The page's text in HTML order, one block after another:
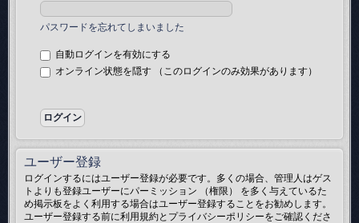
パスワードを忘れてしまいました
自動ログインを有効にする
オンライン状態を隠す （このログインのみ効果があります）
ユーザー登録
ログインするにはユーザー登録が必要です。多くの場合、管理人はゲス
トよりも登録ユーザーにパーミッション （権限） を多く与えているた
め掲示板をよく利用する場合はユーザー登録することをお勧めします。
ユーザー登録する前に利用規約とプライバシーポリシーをご確認くださ